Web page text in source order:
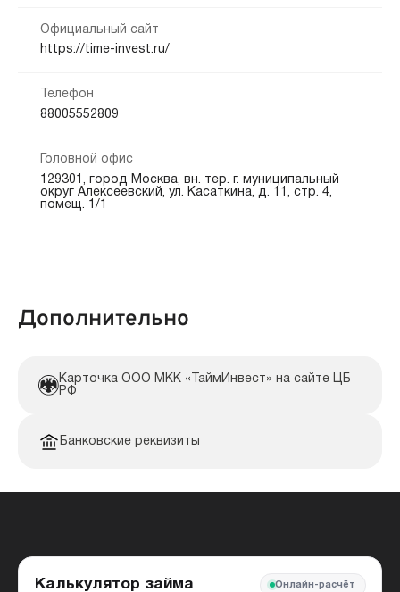
Способы погашения:
Электронные ПС
Салоны связи
до 0 дн.
Документы:
Официальный сайт
https://time-invest.ru/
Телефон
88005552809
Головной офис
129301, город Москва, вн. тер. г. муниципальный
округ Алексеевский, ул. Касаткина, д. 11, стр. 4,
помещ. 1/1
Дополнительно
Карточка ООО МКК «ТаймИнвест» на сайте ЦБ
РФ
Банковские реквизиты
Калькулятор займа Онлайн-расчёт